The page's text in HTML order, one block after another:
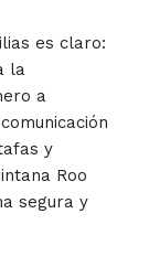
es claro:
la
a
y
Roo
segura y